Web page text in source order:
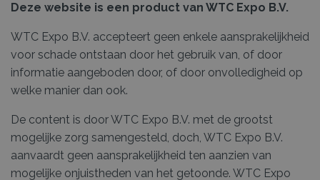
Deze website is een product van WTC Expo B.V.
WTC Expo B.V. accepteert geen enkele aansprakelijkheid
voor schade ontstaan door het gebruik van, of door
informatie aangeboden door, of door onvolledigheid op
welke manier dan ook.
De content is door WTC Expo B.V. met de grootst
mogelijke zorg samengesteld, doch, WTC Expo B.V.
aanvaardt geen aansprakelijkheid ten aanzien van
mogelijke onjuistheden van het getoonde. WTC Expo